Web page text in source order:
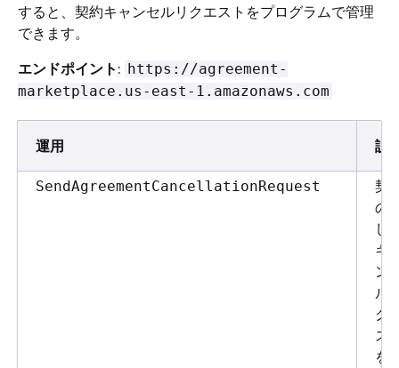
すると、契約キャンセルリクエストをプログラムで管理
できます。
エンドポイント : https://agreement-
marketplace.us-east-1.amazonaws.com
運用 説
SendAgreementCancellationRequest
契
の
し
キ
ン
ル
ク
ス
を